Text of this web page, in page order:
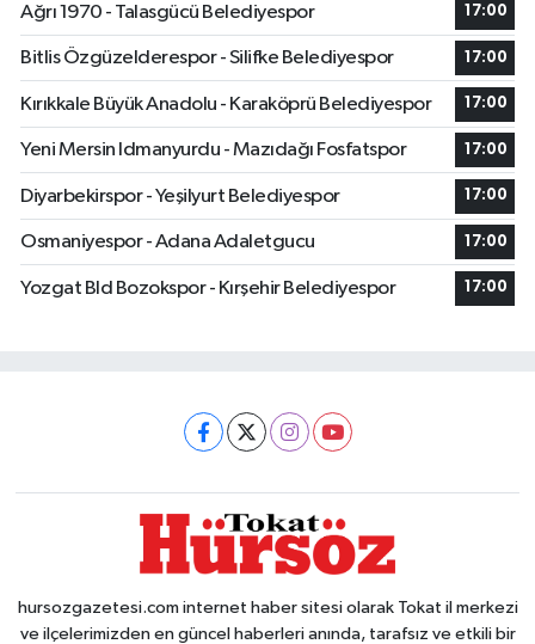
Ağrı 1970 - Talasgücü Belediyespor 17:00
Bitlis Özgüzelderespor - Silifke Belediyespor 17:00
Kırıkkale Büyük Anadolu - Karaköprü Belediyespor 17:00
Yeni Mersin Idmanyurdu - Mazıdağı Fosfatspor 17:00
Diyarbekirspor - Yeşilyurt Belediyespor 17:00
Osmaniyespor - Adana Adaletgucu 17:00
Yozgat Bld Bozokspor - Kırşehir Belediyespor 17:00
hursozgazetesi.com internet haber sitesi olarak Tokat il merkezi
ve ilçelerimizden en güncel haberleri anında, tarafsız ve etkili bir